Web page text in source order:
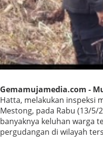
t
u
a
D
P
R
D
M
r
o
J
a
m
b
Gemamujamedia.com ​-
Hatta, melakukan inspeksi
Mestong, pada Rabu (13/5/
banyaknya keluhan warga
pergudangan di wilayah